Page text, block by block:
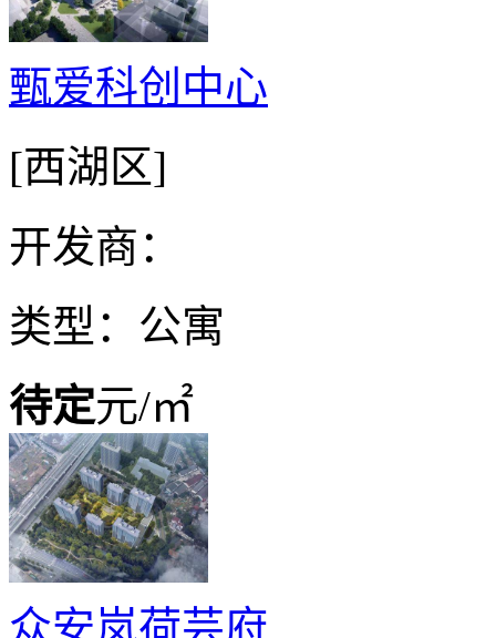
甄爱科创中心
[西湖区]
开发商：
类型：公寓
待定元/㎡
众安岚荷芸府